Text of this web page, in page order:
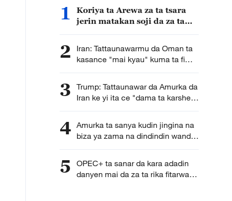
1
Koriya ta Arewa za ta tsara
jerin matakan soji da za ta
2
Iran: Tattaunawarmu da Oman ta
kasance "mai kyau" kuma ta fi
karkata ga tsara hanyoyin
Hormuz
3 Trump: Tattaunawar da Amurka da
Iran ke yi ita ce "dama ta karshe"
ga Iran
4 Amurka ta sanya kudin jingina na
biza ya zama na dindindin wanda
galibi ya fi shafar kasashen Afirka
5
OPEC+ ta sanar da kara adadin
danyen mai da za ta rika fitarwa